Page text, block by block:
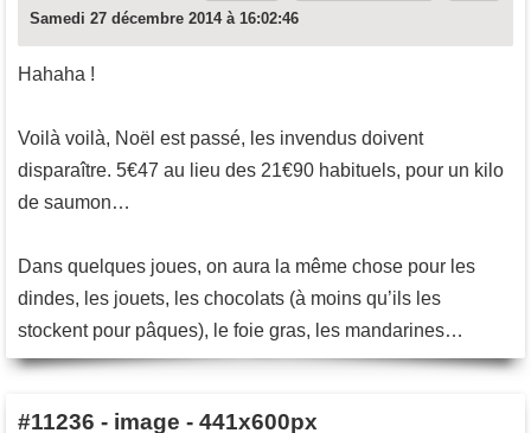
Samedi 27 décembre 2014 à 16:02:46
Hahaha !
Voilà voilà, Noël est passé, les invendus doivent
disparaître. 5€47 au lieu des 21€90 habituels, pour un kilo
de saumon…
Dans quelques joues, on aura la même chose pour les
dindes, les jouets, les chocolats (à moins qu’ils les
stockent pour pâques), le foie gras, les mandarines…
#11236 - image - 441x600px